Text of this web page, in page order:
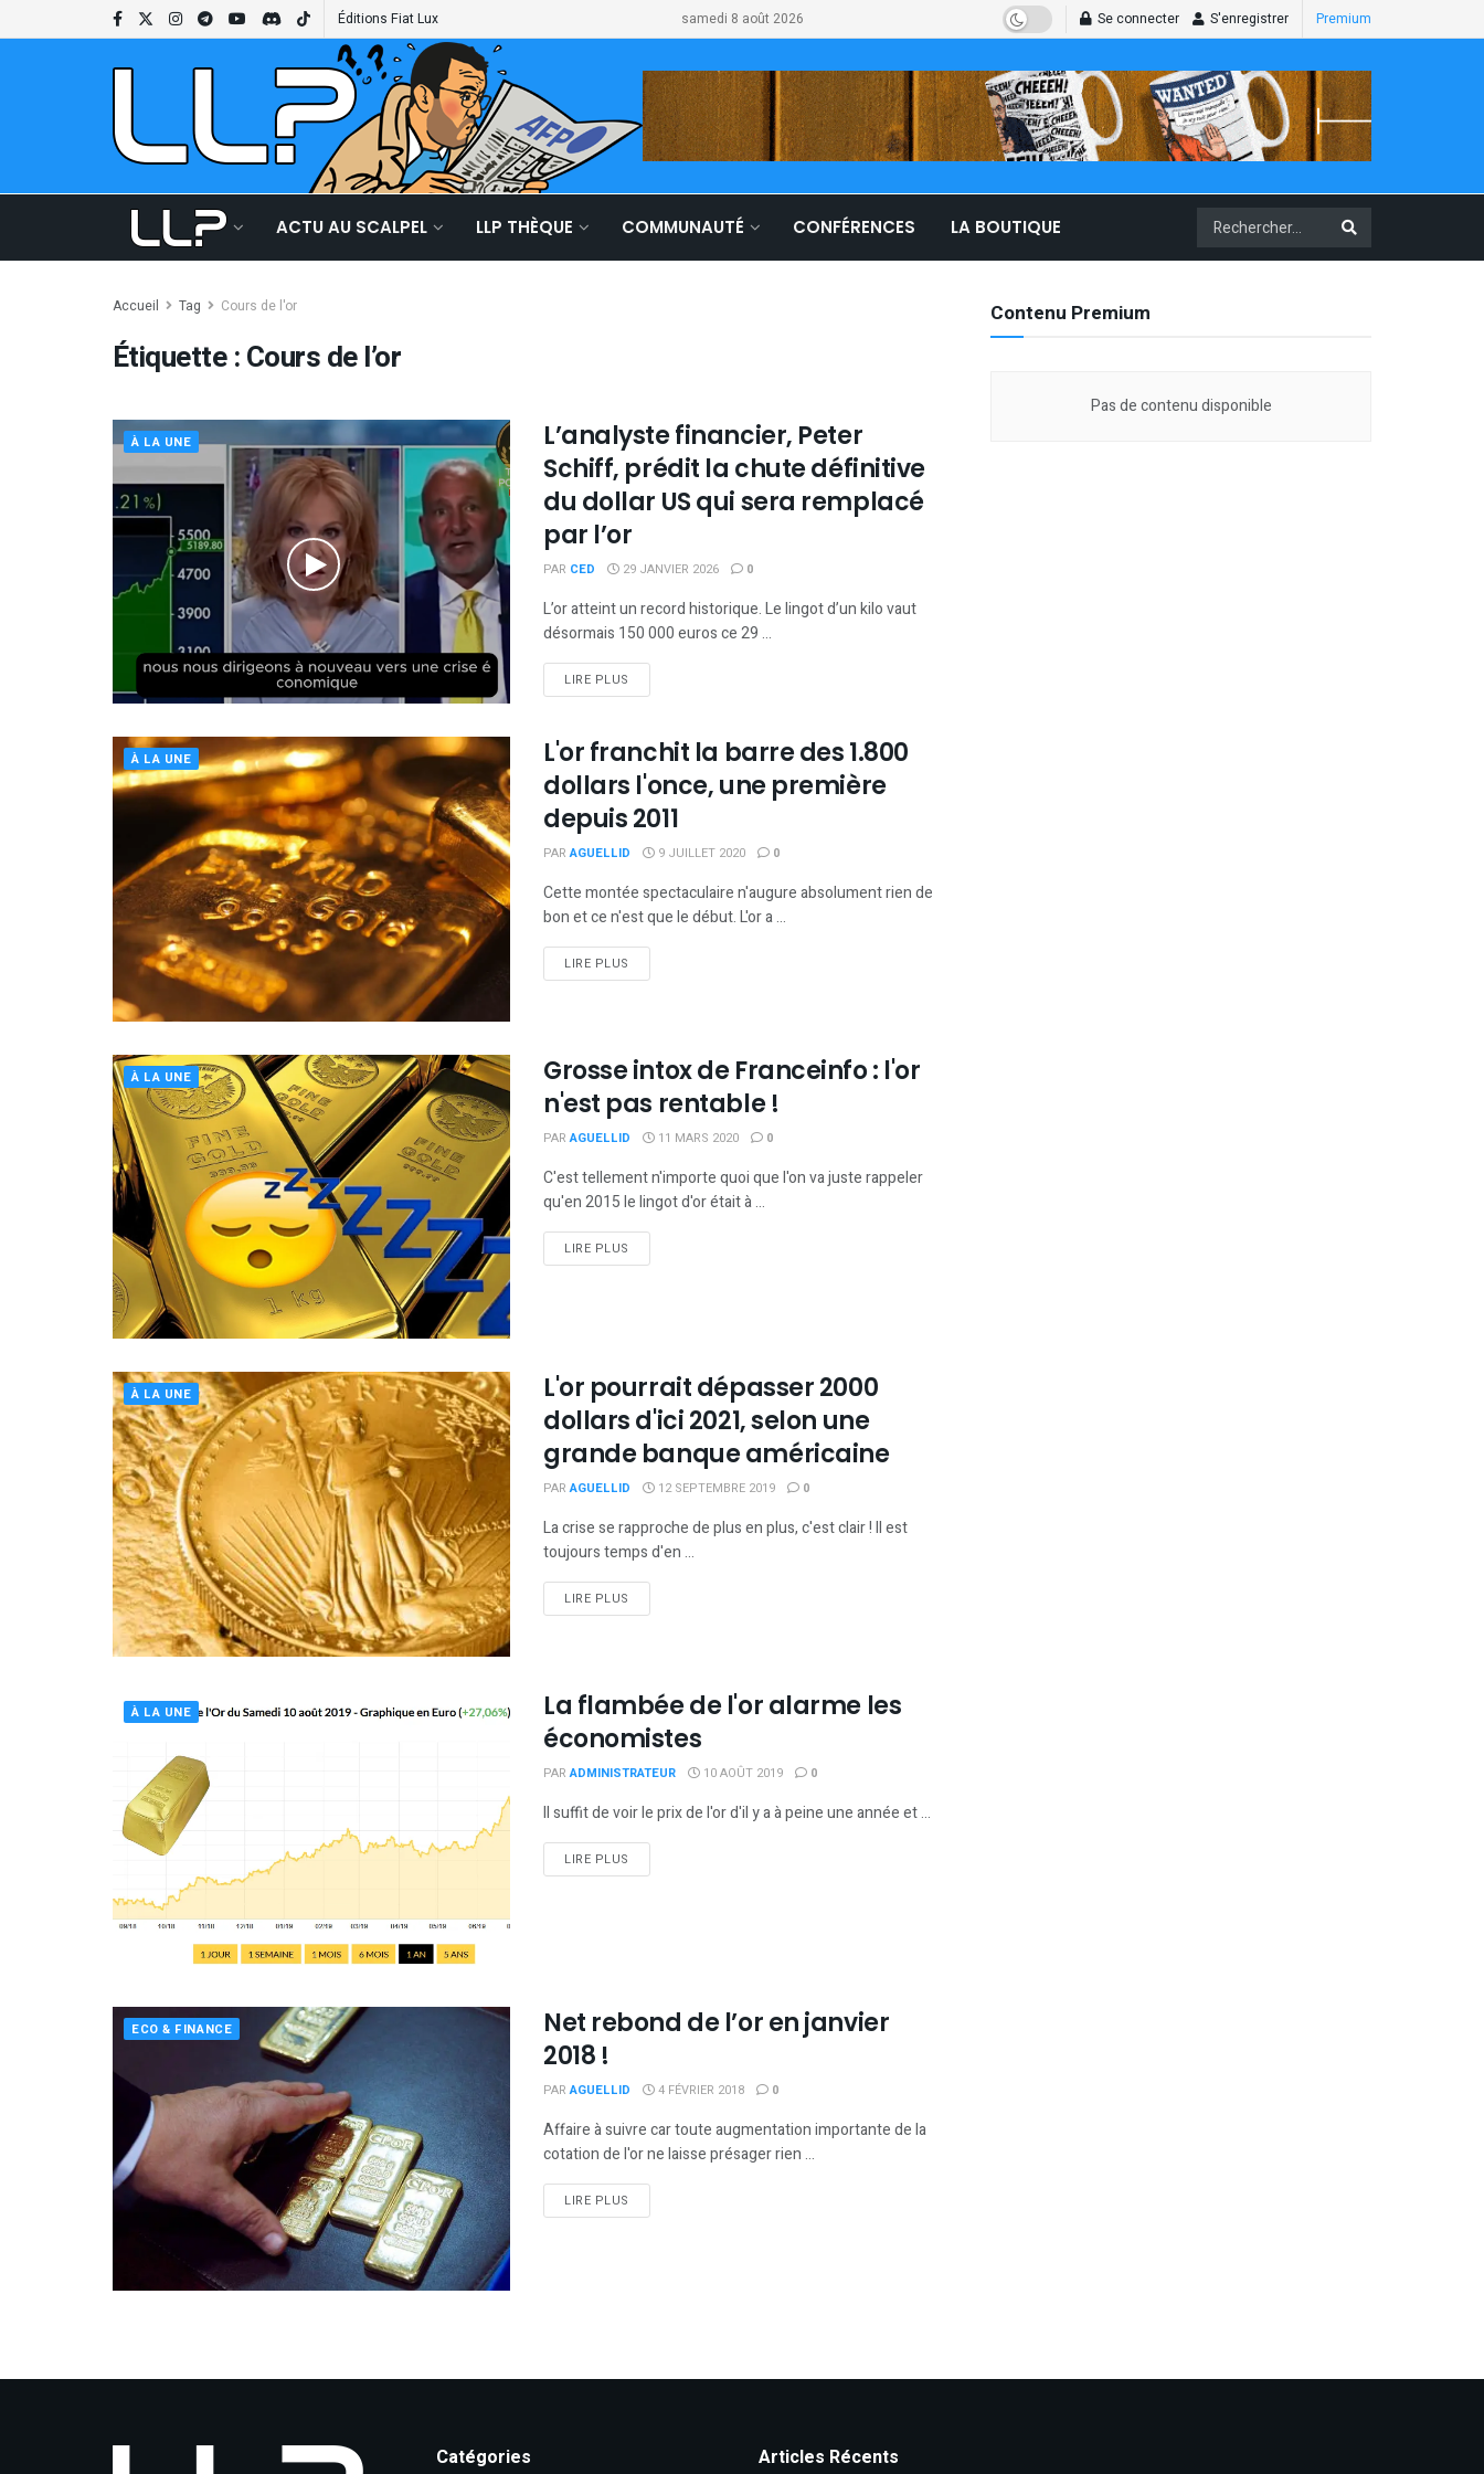
Éditions Fiat Lux samedi 8 août 2026 Se connecter S'enregistrer Premium
ACTU AU SCALPEL LLP THÈQUE COMMUNAUTÉ CONFÉRENCES LA BOUTIQUE
Accueil Tag Cours de l'or
Étiquette :Cours de l’or
À LA UNE
L’analyste financier, Peter
Schiff, prédit la chute définitive
du dollar US qui sera remplacé
par l’or
PAR CED 29 JANVIER 2026 0
L’or atteint un record historique. Le lingot d’un kilo vaut
désormais 150 000 euros ce 29 ...
LIRE PLUS
À LA UNE
L'or franchit la barre des 1.800
dollars l'once, une première
depuis 2011
PAR AGUELLID 9 JUILLET 2020 0
Cette montée spectaculaire n'augure absolument rien de
bon et ce n'est que le début. L'or a ...
LIRE PLUS
À LA UNE
Grosse intox de Franceinfo : l'or
n'est pas rentable !
PAR AGUELLID 11 MARS 2020 0
C'est tellement n'importe quoi que l'on va juste rappeler
qu'en 2015 le lingot d'or était à ...
LIRE PLUS
À LA UNE
L'or pourrait dépasser 2000
dollars d'ici 2021, selon une
grande banque américaine
PAR AGUELLID 12 SEPTEMBRE 2019 0
La crise se rapproche de plus en plus, c'est clair ! Il est
toujours temps d'en ...
LIRE PLUS
À LA UNE
La flambée de l'or alarme les
économistes
PAR ADMINISTRATEUR 10 AOÛT 2019 0
Il suffit de voir le prix de l'or d'il y a à peine une année et ...
LIRE PLUS
ECO & FINANCE
Net rebond de l’or en janvier
2018 !
PAR AGUELLID 4 FÉVRIER 2018 0
Affaire à suivre car toute augmentation importante de la
cotation de l'or ne laisse présager rien ...
LIRE PLUS
Contenu Premium
Pas de contenu disponible
Catégories Articles Récents